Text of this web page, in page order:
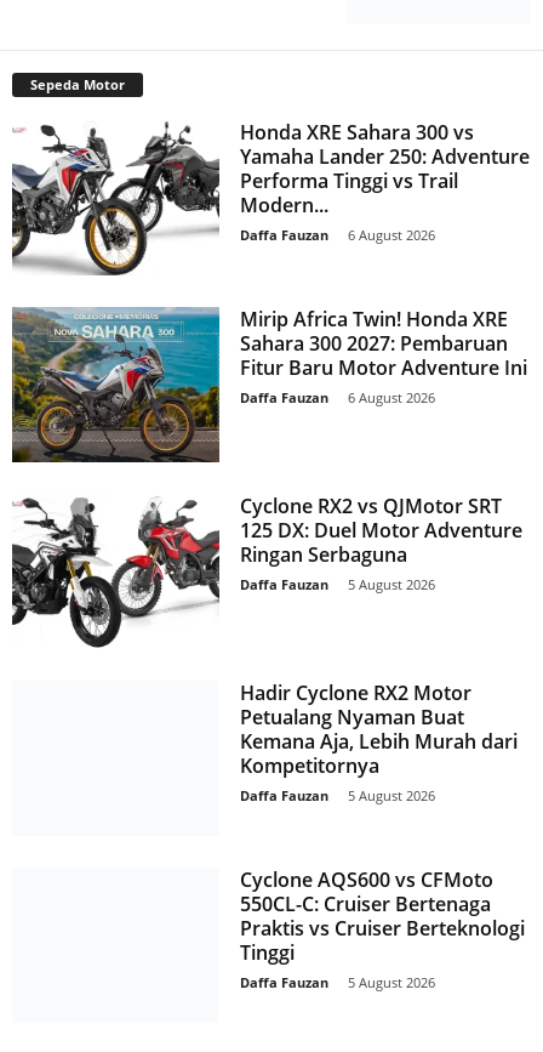
Sepeda Motor
Honda XRE Sahara 300 vs
Yamaha Lander 250: Adventure
Performa Tinggi vs Trail
Modern...
Daffa Fauzan 6 August 2026
Mirip Africa Twin! Honda XRE
Sahara 300 2027: Pembaruan
Fitur Baru Motor Adventure Ini
Daffa Fauzan 6 August 2026
Cyclone RX2 vs QJMotor SRT
125 DX: Duel Motor Adventure
Ringan Serbaguna
Daffa Fauzan 5 August 2026
Hadir Cyclone RX2 Motor
Petualang Nyaman Buat
Kemana Aja, Lebih Murah dari
Kompetitornya
Daffa Fauzan 5 August 2026
Cyclone AQS600 vs CFMoto
550CL-C: Cruiser Bertenaga
Praktis vs Cruiser Berteknologi
Tinggi
Daffa Fauzan 5 August 2026